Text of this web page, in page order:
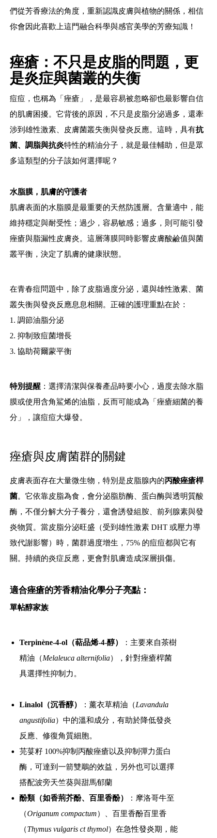
們從芳香療法的角度，重新認識皮膚與植物的關係，相信
你會因此喜歡上這門融合科學與感官美學的芳療知識！
痤瘡：不只是皮脂的問題，更
是炎症與菌叢的失衡
痘痘，也稱為「痤瘡」，是最容易被忽略卻也最影響自信
的肌膚困擾。它背後的原因，不只是皮脂分泌過多，還牽
涉到雄性激素、皮膚菌叢失衡與發炎反應。這時，具有抗
菌、調脂與抗炎特性的精油分子，就是最佳輔助，但是眾
多這類型的分子該如何選擇呢？
水脂膜，肌膚的守護者
肌膚表面的水脂膜是最重要的天然防護層。含量適中，能
維持穩定與耐受性；過少，容易敏感；過多，則可能引發
痤瘡與脂漏性皮膚炎。這層薄膜同時影響皮膚酸鹼值與菌
叢平衡，決定了肌膚的健康狀態。
在青春痘問題中，除了皮脂過度分泌，還與雄性激素、菌
叢失衡與發炎反應息息相關。正確的護理重點在於：
1. 調節油脂分泌
2. 抑制致痘菌增長
3. 協助荷爾蒙平衡
特別提醒 ：選擇清潔與保養產品時要小心，過度去除水脂
膜或使用含角鯊烯的油脂，反而可能成為「痤瘡細菌的養
分」，讓痘痘大爆發。
痤瘡與皮膚菌群的關鍵
皮膚表面存在大量微生物，特別是皮脂腺內的丙酸痤瘡桿
菌。它依靠皮脂為食，會分泌脂肪酶、蛋白酶與透明質酸
酶，不僅分解大分子養分，還會誘發組胺、前列腺素與發
炎物質。當皮脂分泌旺盛（受到雄性激素 DHT 或壓力導
致代謝影響）時，菌群過度增生，75% 的痘痘都與它有
關。持續的炎症反應，更會對肌膚造成深層損傷。
適合痤瘡的芳香精油化學分子亮點：
單帖醇家族
Terpinène-4-ol（萜品烯-4-醇）
：主要來自茶樹
精油（Melaleuca alternifolia），針對痤瘡桿菌
具選擇性抑制力。
Linalol（沉香醇） ：薰衣草精油（Lavandula
angustifolia）中的溫和成分，有助於降低發炎
反應、修復角質細胞。
芫荽籽 100%抑制丙酸痤瘡以及抑制彈力蛋白
酶，可達到一箭雙鵰的效益，另外也可以選擇
搭配波旁天竺葵與甜馬郁蘭
酚類（如香荊芥酚、百里香酚）
：摩洛哥牛至
（Origanum compactum）、百里香酚百里香
（Thymus vulgaris ct thymol）在急性發炎期，能